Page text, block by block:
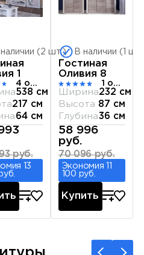
наличии (2 шт.)
1
4 отзыва
538 см
217 см
64 см
руб.
13
В наличии (1
Гостиная
Оливия 8
1 отзыв
Ширина232 см
Высота 87 см
Глубина36 см
58 996
руб.
70 096 руб.
Экономия 11
100 руб.
Купить